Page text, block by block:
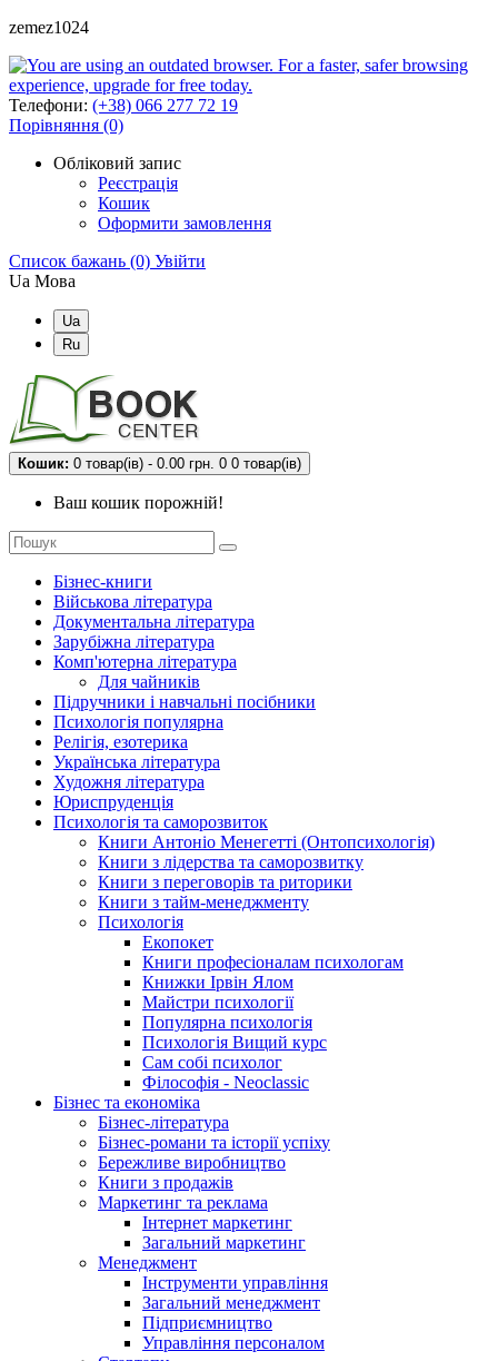
zemez1024
Телефони: (+38) 066 277 72 19
Порівняння (0)
Обліковий запис
Реєстрація
Кошик
Оформити замовлення
Список бажань (0) Увійти
Ua Мова
Ua
Ru
Кошик: 0 товар(ів) - 0.00 грн. 0 0 товар(ів)
Ваш кошик порожній!
Бізнес-книги
Військова література
Документальна література
Зарубіжна література
Комп'ютерна література
Для чайників
Підручники і навчальні посібники
Психологія популярна
Релігія, езотерика
Українська література
Художня література
Юриспруденція
Психологія та саморозвиток
Книги Антоніо Менегетті (Онтопсихологія)
Книги з лідерства та саморозвитку
Книги з переговорів та риторики
Книги з тайм-менеджменту
Психологія
Екопокет
Книги професіоналам психологам
Книжки Ірвін Ялом
Майстри психології
Популярна психологія
Психологія Вищий курс
Сам собі психолог
Філософія - Neoclassic
Бізнес та економіка
Бізнес-література
Бізнес-романи та історії успіху
Бережливе виробництво
Книги з продажів
Маркетинг та реклама
Інтернет маркетинг
Загальний маркетинг
Менеджмент
Інструменти управління
Загальний менеджмент
Підприємництво
Управління персоналом